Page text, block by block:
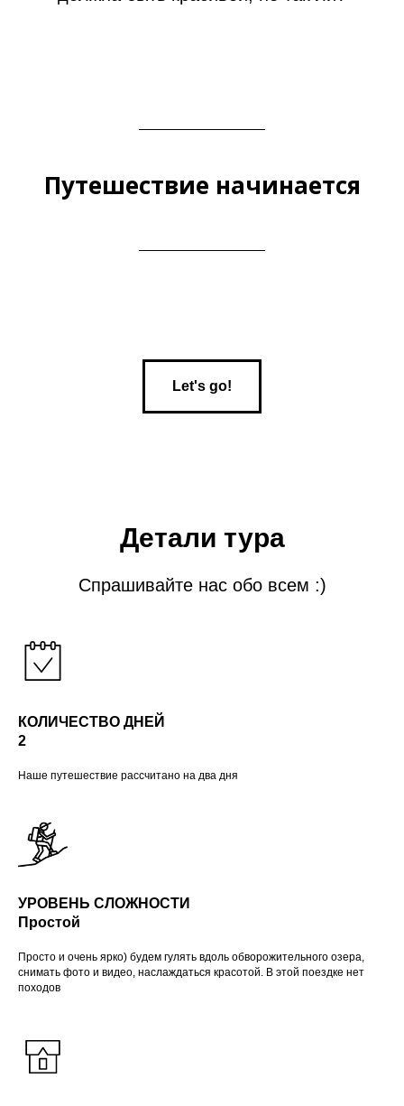
Путешествие начинается
Let's go!
Детали тура
Спрашивайте нас обо всем :)
КОЛИЧЕСТВО ДНЕЙ
2
Наше путешествие рассчитано на два дня
УРОВЕНЬ СЛОЖНОСТИ
Простой
Просто и очень ярко) будем гулять вдоль обворожительного озера,
снимать фото и видео, наслаждаться красотой. В этой поездке нет
походов